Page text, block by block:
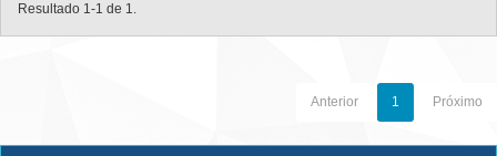
Resultado 1-1 de 1.
Anterior 1 Próximo